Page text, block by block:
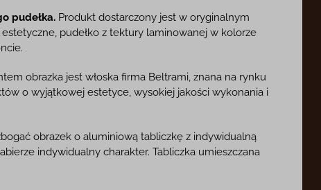
pudełka. Produkt dostarczony jest w oryginalnym
pudełko z tektury laminowanej w kolorze
obrazka jest włoska firma Beltrami, znana na rynku
o wyjątkowej estetyce, wysokiej jakości wykonania i
obrazek o aluminiową tabliczkę z indywidualną
indywidualny charakter. Tabliczka umieszczana